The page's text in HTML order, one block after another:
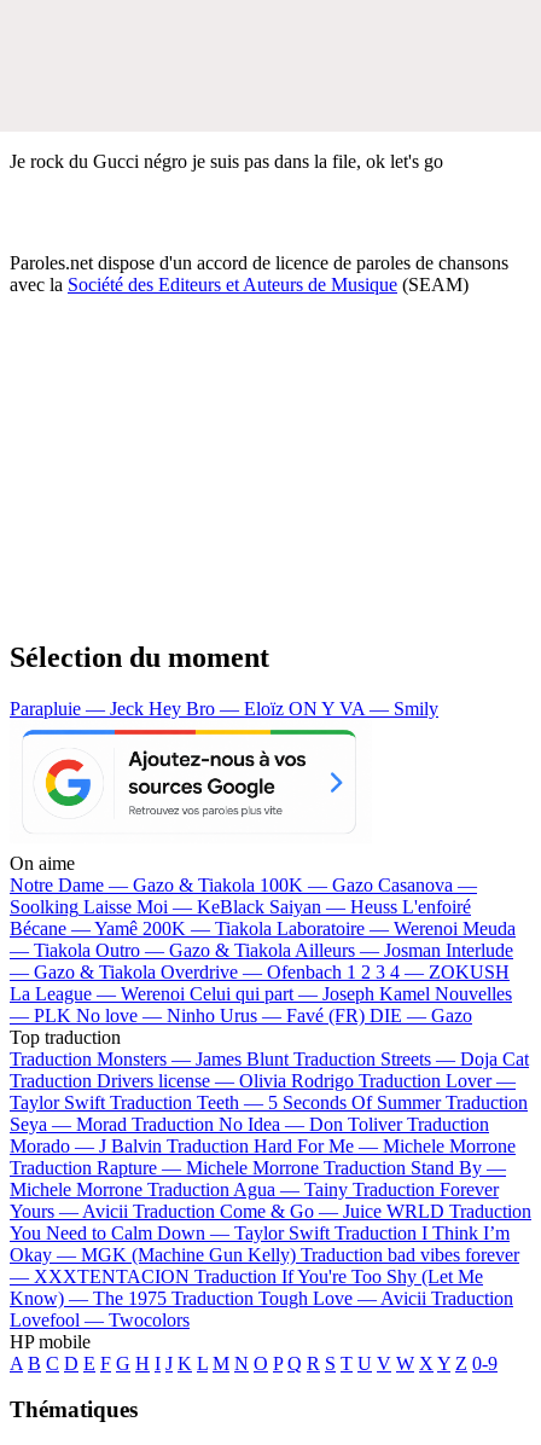
Je rock du Gucci négro je suis pas dans la file, ok let's go
Paroles.net dispose d'un accord de licence de paroles de chansons
avec la Société des Editeurs et Auteurs de Musique (SEAM)
Sélection du moment
Parapluie — Jeck Hey Bro — Eloïz ON Y VA — Smily
On aime
Notre Dame — Gazo & Tiakola 100K — Gazo Casanova —
Soolking Laisse Moi — KeBlack Saiyan — Heuss L'enfoiré
Bécane —Yamê 200K — Tiakola Laboratoire — Werenoi Meuda
— Tiakola Outro — Gazo & Tiakola Ailleurs — Josman Interlude
— Gazo & Tiakola Overdrive — Ofenbach 1 2 3 4 — ZOKUSH
La League — Werenoi Celui qui part — Joseph Kamel Nouvelles
— PLK No love — Ninho Urus — Favé (FR) DIE — Gazo
Top traduction
Traduction Monsters — James Blunt Traduction Streets — Doja Cat
Traduction Drivers license — Olivia Rodrigo Traduction Lover —
Taylor Swift Traduction Teeth — 5 Seconds Of Summer Traduction
Seya — Morad Traduction No Idea — Don Toliver Traduction
Morado — J Balvin Traduction Hard For Me — Michele Morrone
Traduction Rapture — Michele Morrone Traduction Stand By —
Michele Morrone Traduction Agua — Tainy Traduction Forever
Yours — Avicii Traduction Come & Go — Juice WRLD Traduction
You Need to Calm Down — Taylor Swift Traduction I Think I’m
Okay — MGK (Machine Gun Kelly) Traduction bad vibes forever
— XXXTENTACION Traduction If You're Too Shy (Let Me
Know) — The 1975 Traduction Tough Love — Avicii Traduction
Lovefool — Twocolors
HP mobile
A B C D E F G H I J K L M N O P Q R S T U V W X Y Z 0-9
Thématiques